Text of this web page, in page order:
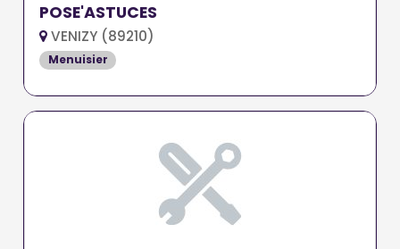
POSE'ASTUCES
VENIZY (89210)
Menuisier